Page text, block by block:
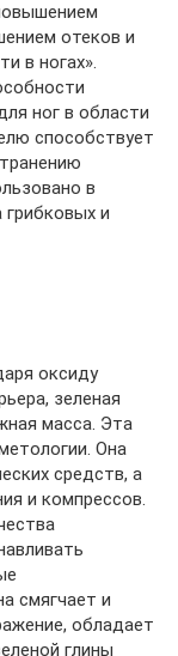
отеков и
в ногах».
ног в области
способствует
в
и
оксиду
зеленая
масса. Эта
Она
средств, а
и компрессов.
смягчает и
обладает
глины